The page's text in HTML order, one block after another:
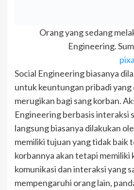
Orang yang sedang
Engineering.
Social Engineering biasanya
untuk keuntungan pribadi yang
merugikan bagi sang korban.
Engineering berbasis interaksi
langsung biasanya dilakukan
memiliki tujuan yang tidak baik
korbannya akan tetapi memiliki
komunikasi dan interaksi yang
mempengaruhi orang lain,